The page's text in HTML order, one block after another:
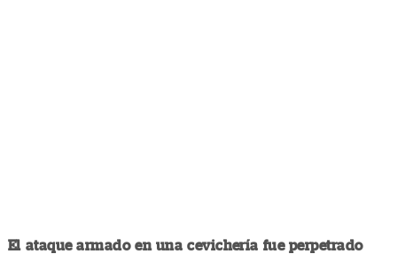
El ataque armado en una cevichería fue perpetrado